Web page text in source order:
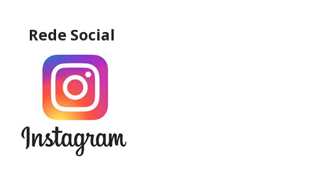
Rede Social